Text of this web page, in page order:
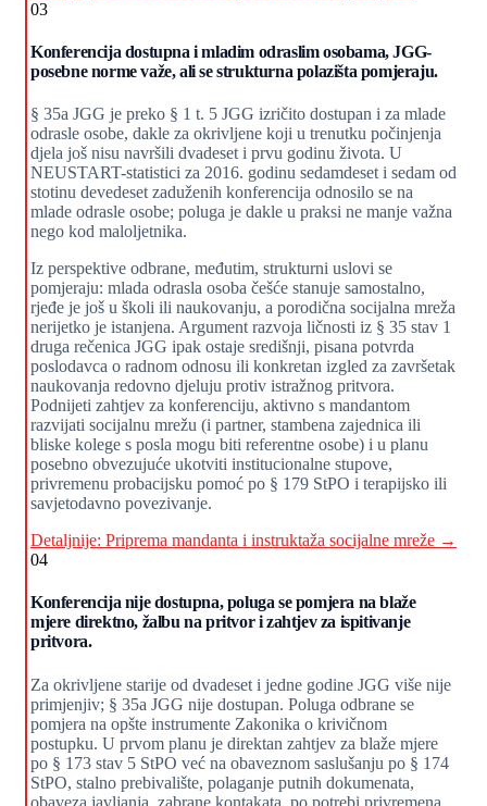
03
Konferencija dostupna i mladim odraslim osobama, JGG-
posebne norme važe, ali se strukturna polazišta pomjeraju.
§ 35a JGG je preko § 1 t. 5 JGG izričito dostupan i za mlade
odrasle osobe, dakle za okrivljene koji u trenutku počinjenja
djela još nisu navršili dvadeset i prvu godinu života. U
NEUSTART-statistici za 2016. godinu sedamdeset i sedam od
stotinu devedeset zaduženih konferencija odnosilo se na
mlade odrasle osobe; poluga je dakle u praksi ne manje važna
nego kod maloljetnika.
Iz perspektive odbrane, međutim, strukturni uslovi se
pomjeraju: mlada odrasla osoba češće stanuje samostalno,
rjeđe je još u školi ili naukovanju, a porodična socijalna mreža
nerijetko je istanjena. Argument razvoja ličnosti iz § 35 stav 1
druga rečenica JGG ipak ostaje središnji, pisana potvrda
poslodavca o radnom odnosu ili konkretan izgled za završetak
naukovanja redovno djeluju protiv istražnog pritvora.
Podnijeti zahtjev za konferenciju, aktivno s mandantom
razvijati socijalnu mrežu (i partner, stambena zajednica ili
bliske kolege s posla mogu biti referentne osobe) i u planu
posebno obvezujuće ukotviti institucionalne stupove,
privremenu probacijsku pomoć po § 179 StPO i terapijsko ili
savjetodavno povezivanje.
Detaljnije: Priprema mandanta i instruktaža socijalne mreže →
04
Konferencija nije dostupna, poluga se pomjera na blaže
mjere direktno, žalbu na pritvor i zahtjev za ispitivanje
pritvora.
Za okrivljene starije od dvadeset i jedne godine JGG više nije
primjenjiv; § 35a JGG nije dostupan. Poluga odbrane se
pomjera na opšte instrumente Zakonika o krivičnom
postupku. U prvom planu je direktan zahtjev za blaže mjere
po § 173 stav 5 StPO već na obaveznom saslušanju po § 174
StPO, stalno prebivalište, polaganje putnih dokumenata,
obaveza javljanja, zabrane kontakata, po potrebi privremena